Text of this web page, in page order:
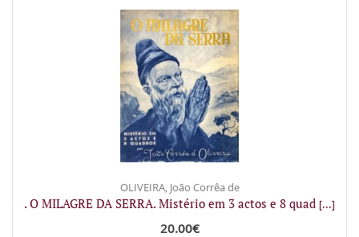
OLIVEIRA, João Corrêa de
. O MILAGRE DA SERRA. Mistério em 3 actos e 8 quad [...]
20.00€